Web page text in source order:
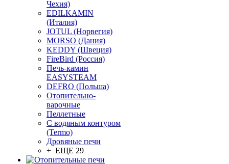
Чехия)
EDILKAMIN
(Италия)
JOTUL (Норвегия)
MORSO (Дания)
KEDDY (Швеция)
FireBird (Россия)
Печь-камин
EASYSTEAM
DEFRO (Польша)
Отопительно-
варочные
Пеллетные
С водяным контуром
(Termo)
Дровяные печи
+ ЕЩЕ 29